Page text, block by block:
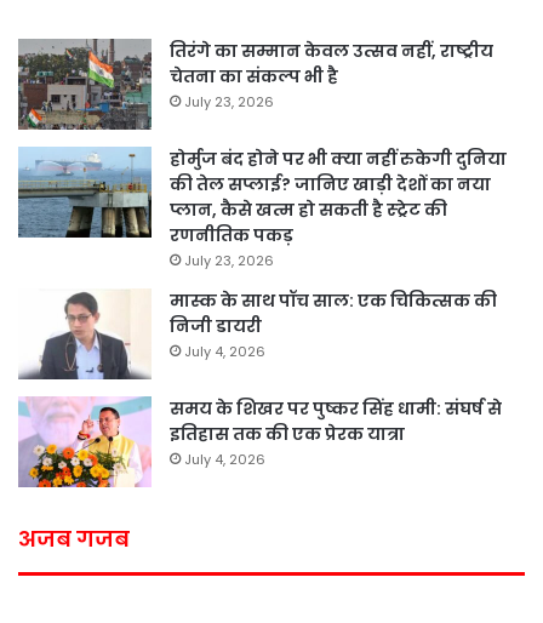
तिरंगे का सम्मान केवल उत्सव नहीं, राष्ट्रीय
चेतना का संकल्प भी है
July 23, 2026
होर्मुज बंद होने पर भी क्या नहीं रुकेगी दुनिया
की तेल सप्लाई? जानिए खाड़ी देशों का नया
प्लान, कैसे खत्म हो सकती है स्ट्रेट की
रणनीतिक पकड़
July 23, 2026
मास्क के साथ पॉच साल: एक चिकित्सक की
निजी डायरी
July 4, 2026
समय के शिखर पर पुष्कर सिंह धामी: संघर्ष से
इतिहास तक की एक प्रेरक यात्रा
July 4, 2026
अजब गजब